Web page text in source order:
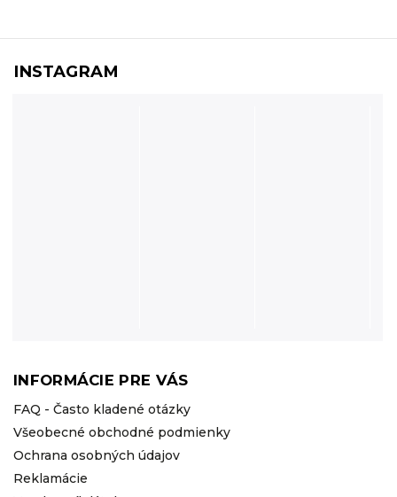
INFORMÁCIE PRE VÁS
FAQ - Často kladené otázky
Všeobecné obchodné podmienky
Ochrana osobných údajov
Reklamácie
INSTAGRAM